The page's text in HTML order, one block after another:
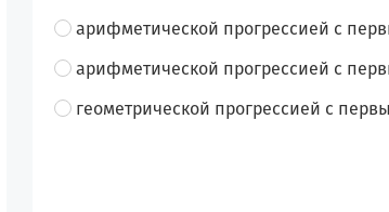
арифметической прогрессией с
арифметической прогрессией с
геометрической прогрессией с